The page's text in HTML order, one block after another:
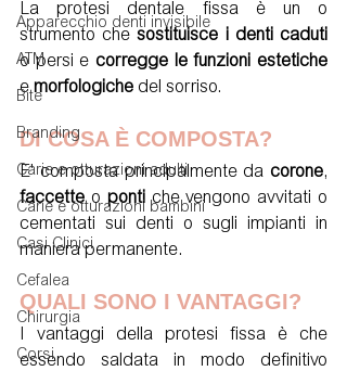
Apparecchio denti invisibile
ATM
Bite
Branding
Carie e otturazioni adulti
Carie e otturazioni bambini
Casi Clinici
Cefalea
Chirurgia
Corsi
La protesi dentale fissa è un o
strumento che sostituisce i denti caduti
o persi e corregge le funzioni estetiche
e morfologiche del sorriso.
DI COSA È COMPOSTA?
E' composta principalmente da corone
faccette o ponti che vengono avvitati o
cementati sui denti o sugli impianti in
maniera permanente.
QUALI SONO I VANTAGGI?
I vantaggi della protesi fissa è che
essendo saldata in modo definitivo